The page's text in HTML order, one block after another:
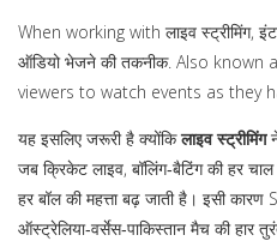
When working with लाइव स्ट्रीमिंग,
ऑडियो भेजने की तकनीक. Also known
viewers to watch events as they
यह इसलिए जरूरी है क्योंकिलाइव स्ट्रीमिंग
जब क्रिके‍ट लाइव, बॉलिंग‑बैटिंग की हर
हर बॉल की महत्ता बढ़ जाती है। इसी
ऑस्ट्रेलिया‑वर्सेस‑पाकिस्तान मैच की हार